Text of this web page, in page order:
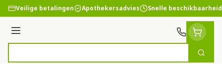
Ga naar de inhoud
Veilige betalingen Apothekersadvies Snelle beschikbaarheid
Menu
Zoek